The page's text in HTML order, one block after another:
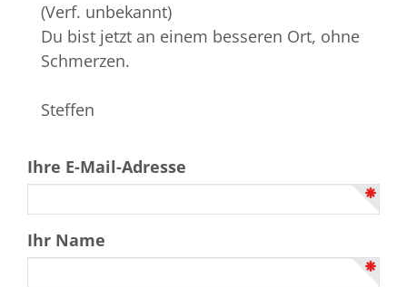
(Verf. unbekannt)
Du bist jetzt an einem besseren Ort, ohne
Schmerzen.
Steffen
Ihre E-Mail-Adresse
Ihr Name